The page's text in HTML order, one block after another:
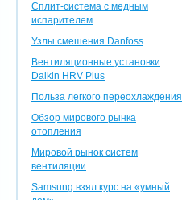
Сплит-система с медным
испарителем
Узлы смешения Danfoss
Вентиляционные установки
Daikin HRV Plus
Польза легкого переохлаждения
Обзор мирового рынка
отопления
Мировой рынок систем
вентиляции
Samsung взял курс на «умный